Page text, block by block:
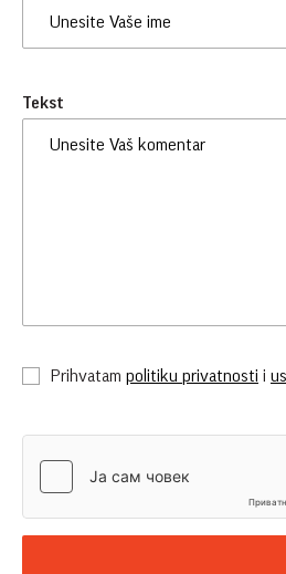
Tekst
Prihvatam politiku privatnosti i